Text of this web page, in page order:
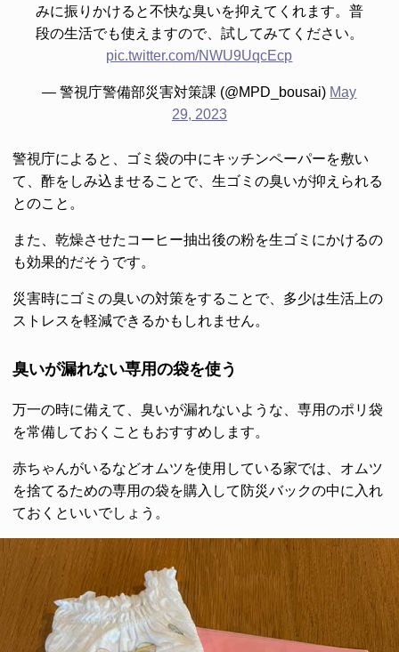
みに振りかけると不快な臭いを抑えてくれます。普
段の生活でも使えますので、試してみてください。
pic.twitter.com/NWU9UqcEcp
— 警視庁警備部災害対策課 (@MPD_bousai) May
29, 2023
警視庁によると、ゴミ袋の中にキッチンペーパーを敷い
て、酢をしみ込ませることで、生ゴミの臭いが抑えられる
とのこと。
また、乾燥させたコーヒー抽出後の粉を生ゴミにかけるの
も効果的だそうです。
災害時にゴミの臭いの対策をすることで、多少は生活上の
ストレスを軽減できるかもしれません。
臭いが漏れない専用の袋を使う
万一の時に備えて、臭いが漏れないような、専用のポリ袋
を常備しておくこともおすすめします。
赤ちゃんがいるなどオムツを使用している家では、オムツ
を捨てるための専用の袋を購入して防災バックの中に入れ
ておくといいでしょう。